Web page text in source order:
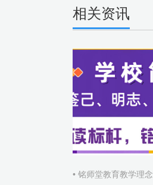
相关资讯
• 铭师堂教育教学理念